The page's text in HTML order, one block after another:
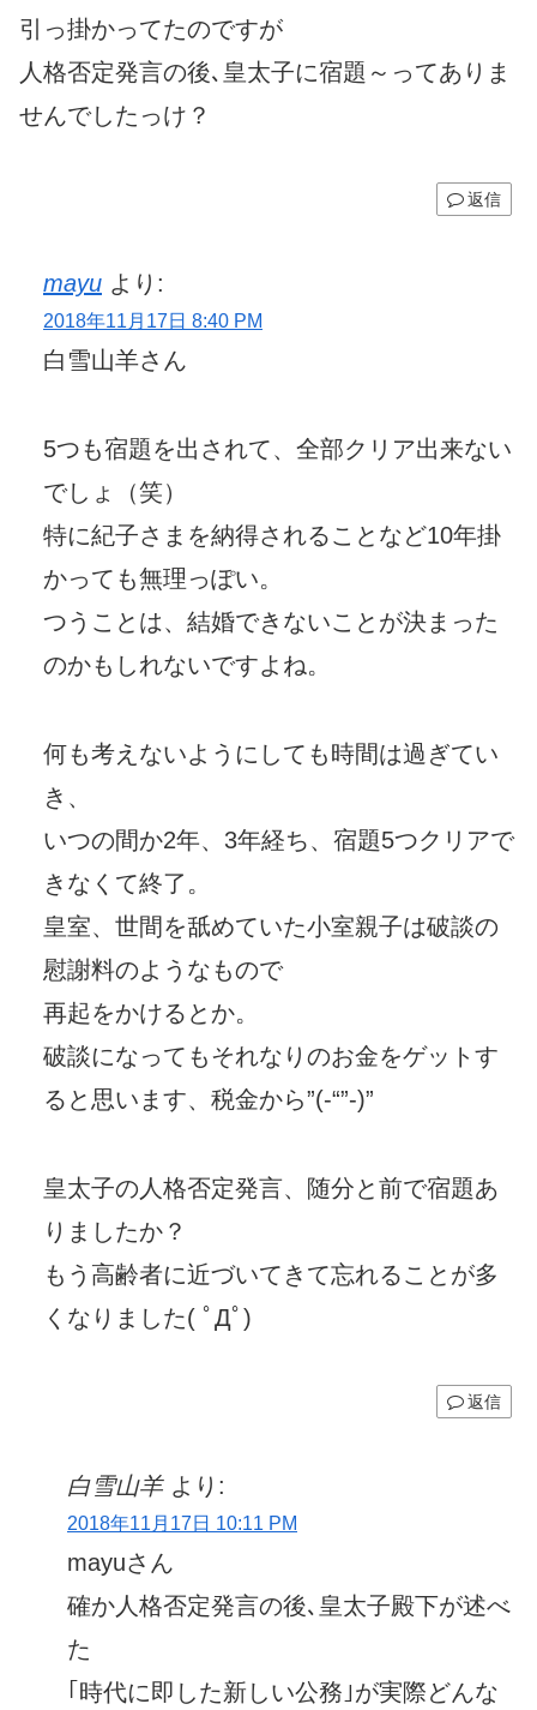
引っ掛かってたのですが
人格否定発言の後､皇太子に宿題～ってありま
せんでしたっけ？
返信
mayu より:
2018年11月17日 8:40 PM
白雪山羊さん
5つも宿題を出されて、全部クリア出来ない
でしょ（笑）
特に紀子さまを納得されることなど10年掛
かっても無理っぽい。
つうことは、結婚できないことが決まった
のかもしれないですよね。
何も考えないようにしても時間は過ぎてい
き、
いつの間か2年、3年経ち、宿題5つクリアで
きなくて終了。
皇室、世間を舐めていた小室親子は破談の
慰謝料のようなもので
再起をかけるとか。
破談になってもそれなりのお金をゲットす
ると思います、税金から”(-“”-)”
皇太子の人格否定発言、随分と前で宿題あ
りましたか？
もう高齢者に近づいてきて忘れることが多
くなりました( ﾟДﾟ)
返信
白雪山羊 より:
2018年11月17日 10:11 PM
mayuさん
確か人格否定発言の後､皇太子殿下が述べ
た
｢時代に即した新しい公務｣が実際どんな